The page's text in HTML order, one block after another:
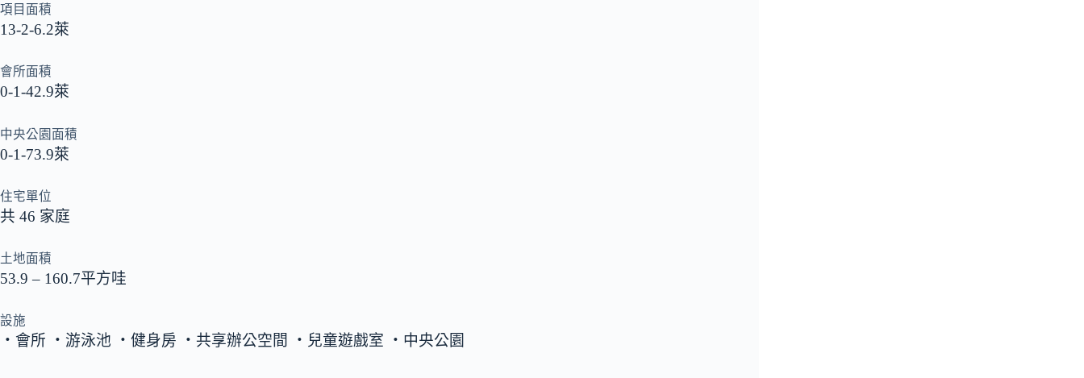
項目面積
13-2-6.2萊
會所面積
0-1-42.9萊
中央公園面積
0-1-73.9萊
住宅單位
共 46 家庭
土地面積
53.9 – 160.7平方哇
設施
‧會所 ‧游泳池 ‧健身房 ‧共享辦公空間 ‧兒童遊戲室 ‧中央公園